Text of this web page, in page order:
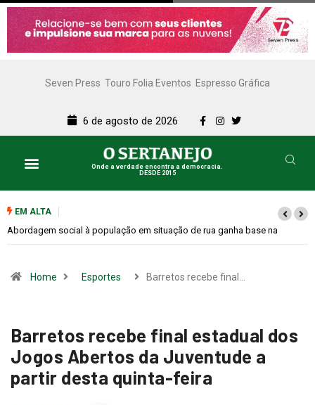
Seven Press Touro Folia Eventos Espresso Gráfica
6 de agosto de 2026
Onde a verdade encontra a democracia.
DESDE 2015
EM ALTA Cemitérios terão horário especial e missas no Dia dos Pais
Jogos Abertos da Juventude a
partir desta quinta-feira